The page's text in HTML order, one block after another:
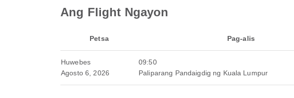
Ang Flight Ngayon
Petsa Pag-alis
Huwebes
Agosto 6, 2026
09:50
Paliparang Pandaigdig ng Kuala Lumpur